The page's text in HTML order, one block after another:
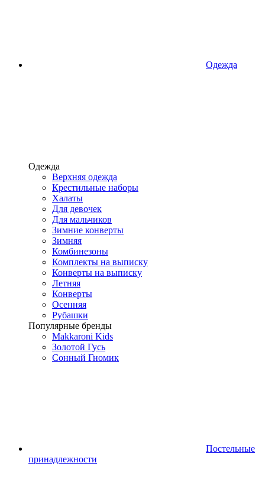
Одежда
Одежда
Верхняя одежда
Крестильные наборы
Халаты
Для девочек
Для мальчиков
Зимние конверты
Зимняя
Комбинезоны
Комплекты на выписку
Конверты на выписку
Летняя
Конверты
Осенняя
Рубашки
Популярные бренды
Makkaroni Kids
Золотой Гусь
Сонный Гномик
Постельные
принадлежности